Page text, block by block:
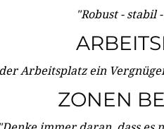
"Robust - stabil
Arbeitsplatz ein
ZONEN